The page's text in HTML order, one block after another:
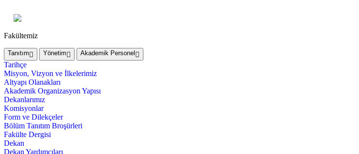
Fakültemiz
Tanıtım Yönetim Akademik Personel
Tarihçe
Misyon, Vizyon ve İlkelerimiz
Altyapı Olanakları
Akademik Organizasyon Yapısı
Dekanlarımız
Komisyonlar
Form ve Dilekçeler
Bölüm Tanıtım Broşürleri
Fakülte Dergisi
Dekan
Dekan Yardımcıları